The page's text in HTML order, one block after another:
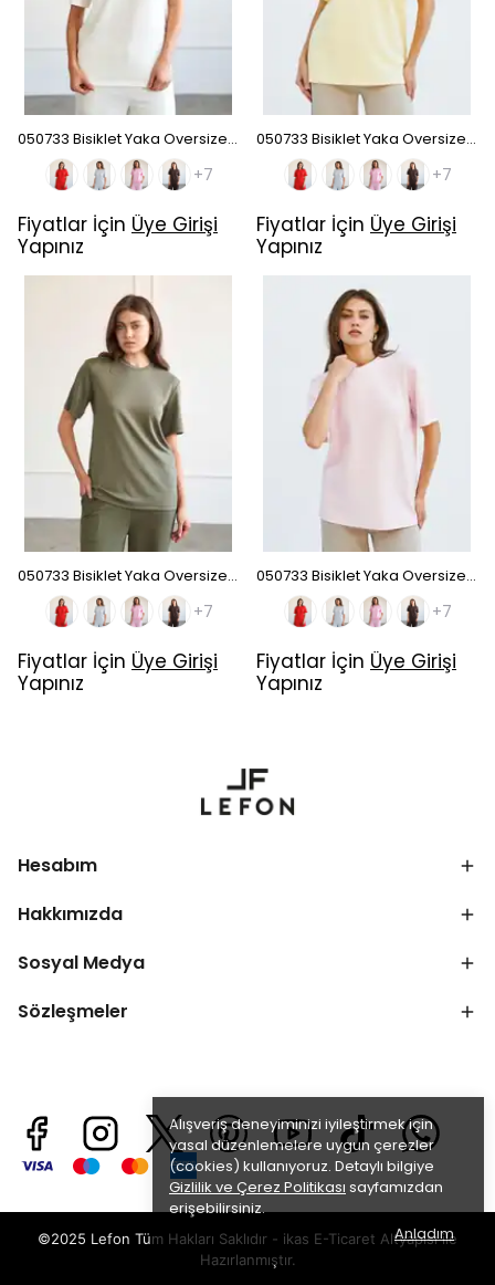
Alışveriş deneyiminizi iyileştirmek için
yasal düzenlemelere uygun çerezler
(cookies) kullanıyoruz. Detaylı bilgiye
Gizlilik ve Çerez Politikası sayfamızdan
erişebilirsiniz.
Anladım
050733 Bisiklet Yaka Oversize T-Shirt - Ekru
+7
Fiyatlar İçin Üye Girişi
Yapınız
050733 Bisiklet Yaka Oversize T-Shirt - Sarı
+7
Fiyatlar İçin Üye Girişi
Yapınız
050733 Bisiklet Yaka Oversize T-Shirt - Haki
+7
Fiyatlar İçin Üye Girişi
Yapınız
050733 Bisiklet Yaka Oversize T-Shirt - Pembe
+7
Fiyatlar İçin Üye Girişi
Yapınız
Hesabım
Hakkımızda
Sosyal Medya
Sözleşmeler
©2025 Lefon Tüm Hakları Saklıdır - ikas E-Ticaret Altyapısı ile
Hazırlanmıştır.